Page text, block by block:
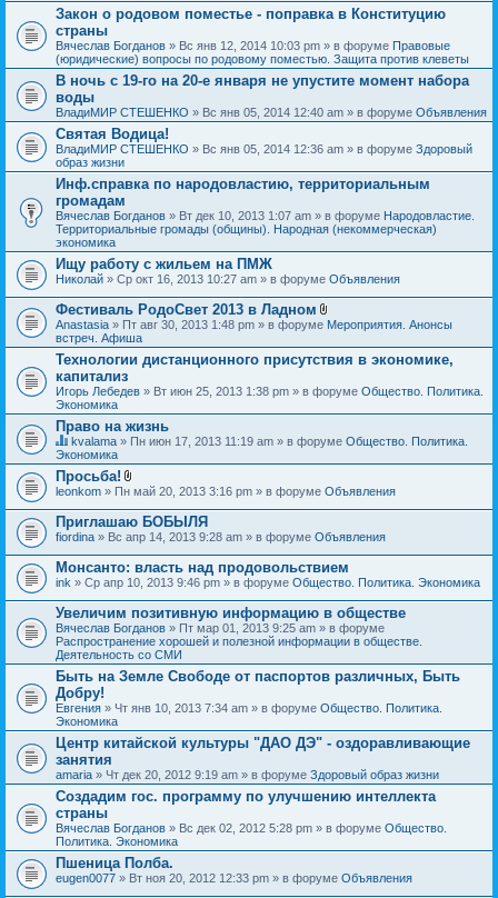
Закон о родовом поместье - поправка в Конституцию
страны
Вячеслав Богданов » Вс янв 12, 2014 10:03 pm » в форуме Правовые
(юридические) вопросы по родовому поместью. Защита против клеветы
В ночь с 19-го на 20-е января не упустите момент набора
воды
ВладиМИР СТЕШЕНКО » Вс янв 05, 2014 12:40 am » в форуме Объявления
Святая Водица!
ВладиМИР СТЕШЕНКО » Вс янв 05, 2014 12:36 am » в форуме Здоровый
образ жизни
Инф.справка по народовластию, территориальным
громадам
Вячеслав Богданов » Вт дек 10, 2013 1:07 am » в форуме Народовластие.
Территориальные громады (общины). Народная (некоммерческая)
экономика
Ищу работу с жильем на ПМЖ
Николай » Ср окт 16, 2013 10:27 am » в форуме Объявления
Фестиваль РодоСвет 2013 в Ладном
В
о
ж
н
и
я
Anastasia » Пт авг 30, 2013 1:48 pm » в форуме Мероприятия. Анонсы
встреч. Афиша
Технологии дистанционного присутствия в экономике,
капитализ
Игорь Лебедев » Вт июн 25, 2013 1:38 pm » в форуме Общество. Политика.
Экономика
Право на жизнь
Д
а
н
н
я
т
е
м
а
с
о
д
е
р
ж
и
т
о
п
р
о
с
.
kvalama » Пн июн 17, 2013 11:19 am » в форуме Общество. Политика.
Экономика
Просьба!
В
о
ж
е
н
и
я
leonkom » Пн май 20, 2013 3:16 pm » в форуме Объявления
Приглашаю БОБЫЛЯ
fiordina » Вс апр 14, 2013 9:28 am » в форуме Объявления
Монсанто: власть над продовольствием
ink » Ср апр 10, 2013 9:46 pm » в форуме Общество. Политика. Экономика
Увеличим позитивную информацию в обществе
Вячеслав Богданов » Пт мар 01, 2013 9:25 am » в форуме
Распространение хорошей и полезной информации в обществе.
Деятельность со СМИ
Быть на Земле Свободе от паспортов различных, Быть
Добру!
Евгения » Чт янв 10, 2013 7:34 am » в форуме Общество. Политика.
Экономика
Центр китайской культуры "ДАО ДЭ" - оздоравливающие
занятия
amaria » Чт дек 20, 2012 9:19 am » в форуме Здоровый образ жизни
Создадим гос. программу по улучшению интеллекта
страны
Вячеслав Богданов » Вс дек 02, 2012 5:28 pm » в форуме Общество.
Политика. Экономика
Пшеница Полба.
eugen0077 » Вт ноя 20, 2012 12:33 pm » в форуме Объявления